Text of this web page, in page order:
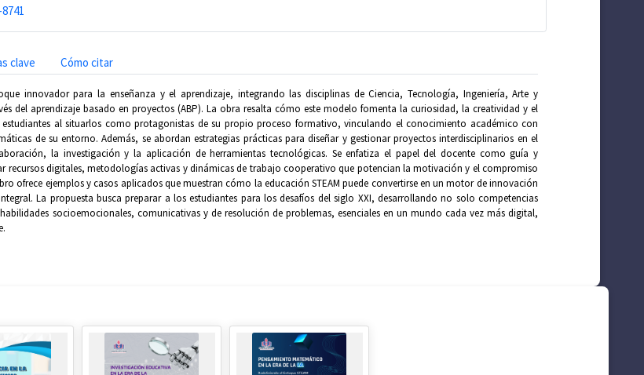
clave Cómo citar
innovador para la enseñanza y el aprendizaje, integrando las disciplinas de Ciencia, Tecnología, Ingeniería, Arte y
del aprendizaje basado en proyectos (ABP). La obra resalta cómo este modelo fomenta la curiosidad, la creatividad y el
al situarlos como protagonistas de su propio proceso formativo, vinculando el conocimiento académico con
de su entorno. Además, se abordan estrategias prácticas para diseñar y gestionar proyectos interdisciplinarios en el
la investigación y la aplicación de herramientas tecnológicas. Se enfatiza el papel del docente como guía y
recursos digitales, metodologías activas y dinámicas de trabajo cooperativo que potencian la motivación y el compromiso
ofrece ejemplos y casos aplicados que muestran cómo la educación STEAM puede convertirse en un motor de innovación
La propuesta busca preparar a los estudiantes para los desafíos del siglo XXI, desarrollando no solo competencias
socioemocionales, comunicativas y de resolución de problemas, esenciales en un mundo cada vez más digital,